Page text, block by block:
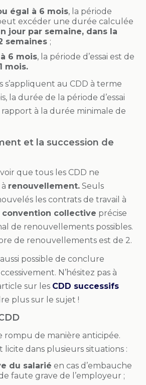
égal à 6 mois, la période
excéder une durée calculée
jour par semaine, dans la
semaines ;
6 mois, la période d’essai est de
1 mois.
s’appliquent au CDD à terme
la durée de la période d’essai
à la durée minimale de
et la succession de
que tous les CDD ne
renouvellement. Seuls
les contrats de travail à
convention collective précise
de renouvellements possibles.
de renouvellements est de 2.
possible de conclure
N’hésitez pas à
sur les CDD successifs
plus sur le sujet !
rompu de manière anticipée.
dans plusieurs situations :
du salarié en cas d’embauche
faute grave de l’employeur ;